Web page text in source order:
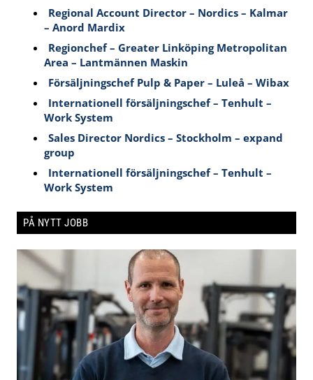
Regional Account Director – Nordics – Kalmar
– Anord Mardix
Regionchef – Greater Linköping Metropolitan
Area – Lantmännen Maskin
Försäljningschef Pulp & Paper – Luleå – Wibax
Internationell försäljningschef – Tenhult –
Work System
Sales Director Nordics – Stockholm – expand
group
Internationell försäljningschef – Tenhult –
Work System
PÅ NYTT JOBB